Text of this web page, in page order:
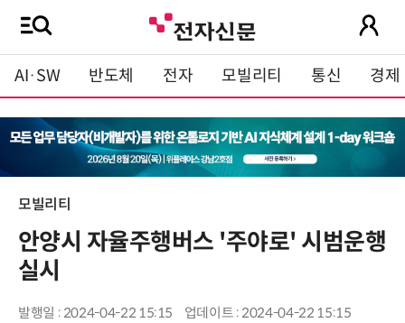
AI·SW 반도체 전자 모빌리티 통신 경제
모빌리티
안양시 자율주행버스 '주야로' 시범운행
실시
발행일 : 2024-04-22 15:15 업데이트 : 2024-04-22 15:15